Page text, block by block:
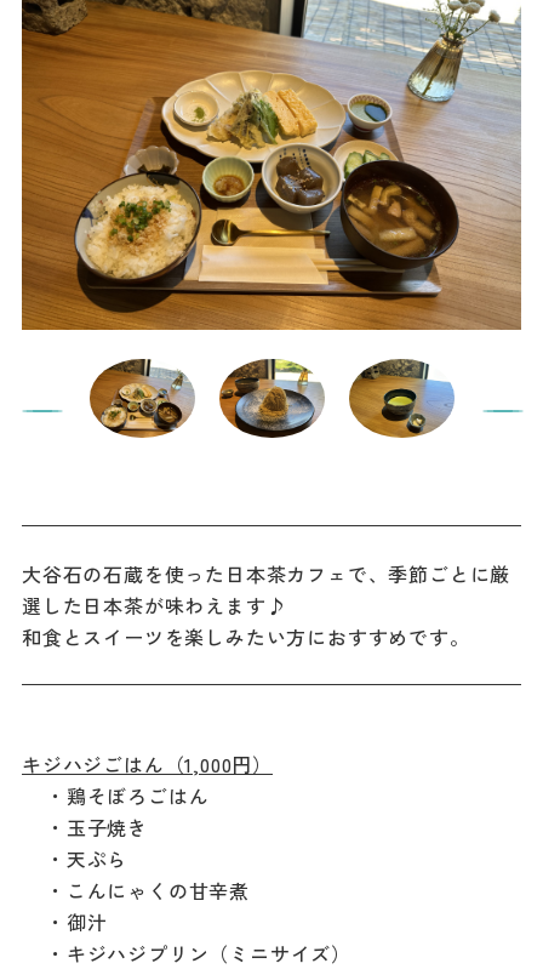
大谷石の石蔵を使った日本茶カフェで、季節ごとに厳
選した日本茶が味わえます♪
和食とスイーツを楽しみたい方におすすめです。
キジハジごはん（1,000円）
・鶏そぼろごはん
・玉子焼き
・天ぷら
・こんにゃくの甘辛煮
・御汁
・キジハジプリン（ミニサイズ）